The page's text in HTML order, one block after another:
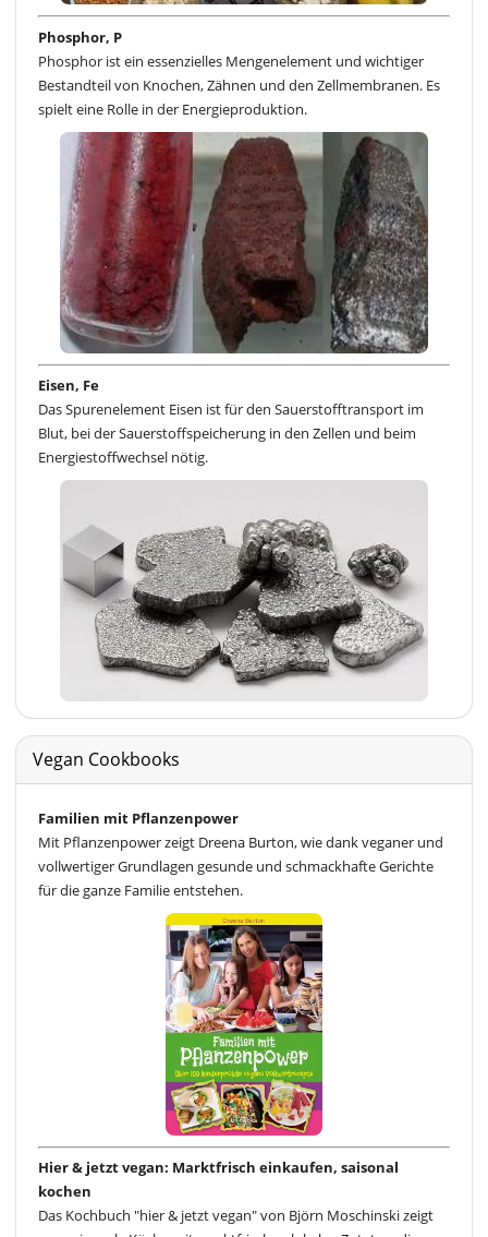
Phosphor, P
Phosphor ist ein essenzielles Mengenelement und wichtiger
Bestandteil von Knochen, Zähnen und den Zellmembranen. Es
spielt eine Rolle in der Energieproduktion.
Eisen, Fe
Das Spurenelement Eisen ist für den Sauerstofftransport im
Blut, bei der Sauerstoffspeicherung in den Zellen und beim
Energiestoffwechsel nötig.
Vegan Cookbooks
Familien mit Pflanzenpower
Mit Pflanzenpower zeigt Dreena Burton, wie dank veganer und
vollwertiger Grundlagen gesunde und schmackhafte Gerichte
für die ganze Familie entstehen.
Hier & jetzt vegan: Marktfrisch einkaufen, saisonal
kochen
Das Kochbuch "hier & jetzt vegan" von Björn Moschinski zeigt